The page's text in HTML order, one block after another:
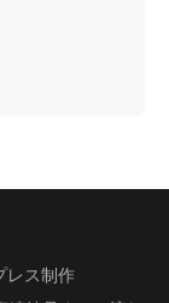
レス制作